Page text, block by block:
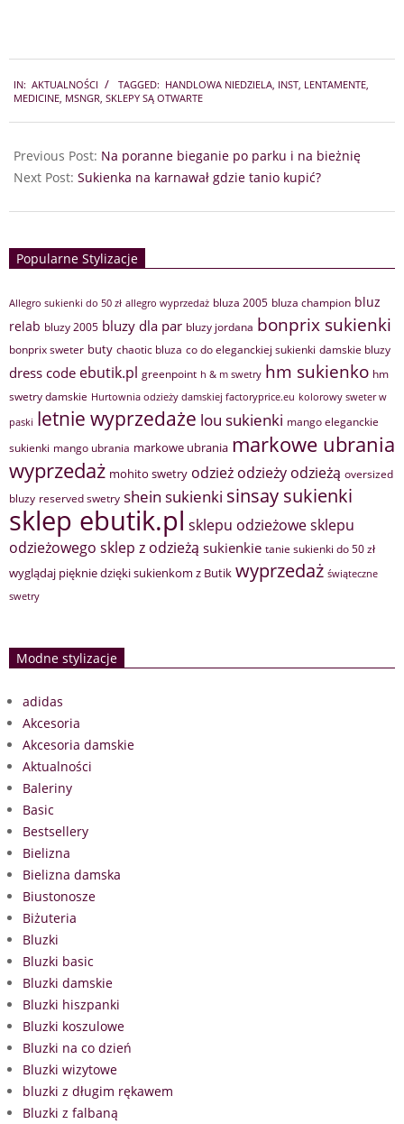
10-
IN: AKTUALNOŚCI TAGGED: HANDLOWA NIEDZIELA INST LENTAMENTE
MEDICINE MSNGR SKLEPY SĄ OTWARTE
Previous Post: Na poranne bieganie po parku i na bieżnię
Next Post: Sukienka na karnawał gdzie tanio kupić?
Popularne Stylizacje
Allegro sukienki do 50 zł allegro wyprzedaż bluza 2005 bluza champion bluz
relab bluzy 2005 bluzy dla par bluzy jordana bonprix sukienki
bonprix sweter buty chaotic bluza co do eleganckiej sukienki damskie bluzy
dress code ebutik.pl greenpoint h & m swetry hm sukienko hm
swetry damskie Hurtownia odzieży damskiej factoryprice.eu kolorowy sweter w
paski letnie wyprzedaże lou sukienki mango eleganckie
sukienki mango ubrania markowe ubrania markowe ubrania
wyprzedaż mohito swetry odzież odzieży odzieżą oversized
bluzy reserved swetry shein sukienki sinsay sukienki
sklep ebutik.pl sklepu odzieżowesklepu
odzieżowego sklep z odzieżą sukienkie tanie sukienki do 50 zł
wyglądaj pięknie dzięki sukienkom z Butik wyprzedaż świąteczne
swetry
Modne stylizacje
adidas
Akcesoria
Akcesoria damskie
Aktualności
Baleriny
Basic
Bestsellery
Bielizna
Bielizna damska
Biustonosze
Biżuteria
Bluzki
Bluzki basic
Bluzki damskie
Bluzki hiszpanki
Bluzki koszulowe
Bluzki na co dzień
Bluzki wizytowe
bluzki z długim rękawem
Bluzki z falbaną